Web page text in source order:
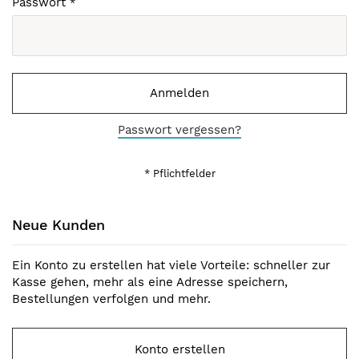
Anmelden
Passwort vergessen?
Neue Kunden
Ein Konto zu erstellen hat viele Vorteile: schneller zur
Kasse gehen, mehr als eine Adresse speichern,
Bestellungen verfolgen und mehr.
Konto erstellen